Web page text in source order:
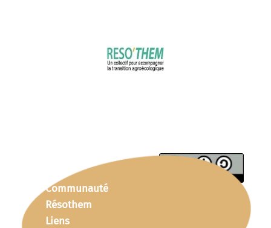
Communauté
Résothem
Liens